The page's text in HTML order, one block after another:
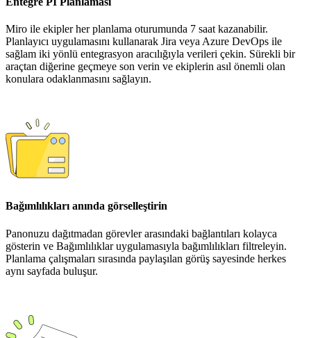
Miro ile ekipler her planlama oturumunda 7 saat kazanabilir.
Planlayıcı uygulamasını kullanarak Jira veya Azure DevOps ile
sağlam iki yönlü entegrasyon aracılığıyla verileri çekin. Sürekli bir
araçtan diğerine geçmeye son verin ve ekiplerin asıl önemli olan
konulara odaklanmasını sağlayın.
Bağımlılıkları anında görselleştirin
Panonuzu dağıtmadan görevler arasındaki bağlantıları kolayca
gösterin ve Bağımlılıklar uygulamasıyla bağımlılıkları filtreleyin.
Planlama çalışmaları sırasında paylaşılan görüş sayesinde herkes
aynı sayfada buluşur.